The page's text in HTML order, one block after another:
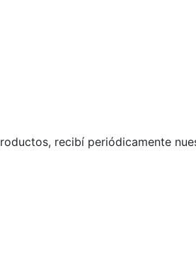
recibí periódicamente